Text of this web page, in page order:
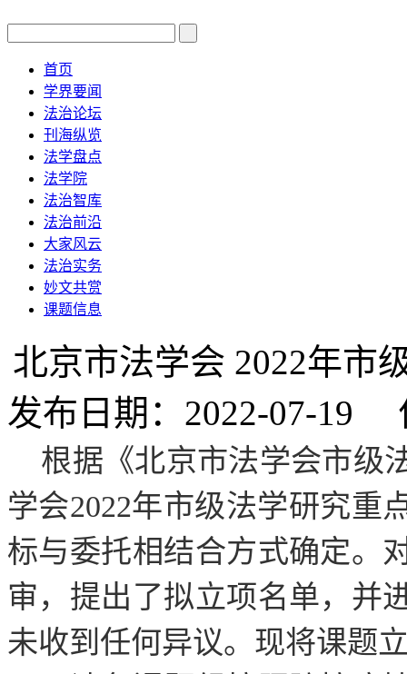
首页
学界要闻
法治论坛
刊海纵览
法学盘点
法学院
法治智库
法治前沿
大家风云
法治实务
妙文共赏
课题信息
北京市法学会 2022年市
发布日期：2022-07-19
根据《北京市法学会市级
学会2022年市级法学研究重
标与委托相结合方式确定。
审，提出了拟立项名单，并
未收到任何异议。现将课题